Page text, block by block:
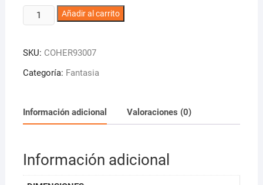
Direct
Hair
Herman
´s
115ml
cantidad
Añadir al carrito
SKU: COHER93007
Categoría: Fantasia
Información adicional Valoraciones (0)
Información adicional